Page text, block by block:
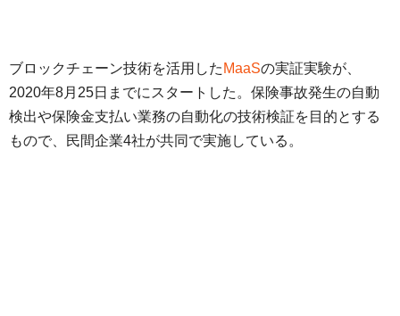
ブロックチェーン技術を活用した MaaSの実証実験が、
2020年8月25日までにスタートした。保険事故発生の自動
検出や保険金支払い業務の自動化の技術検証を目的とする
もので、民間企業4社が共同で実施している。